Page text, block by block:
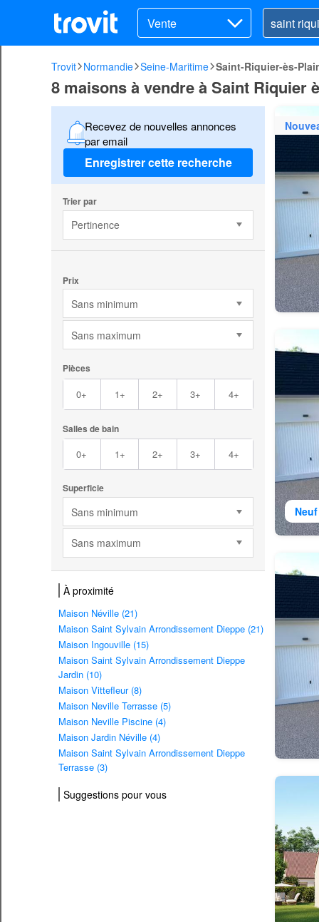
Vente
Trovit Normandie Seine-Maritime Saint-Riquier-ès-
8 maisons à vendre à Saint Riquier
Recevez de nouvelles annonces
par email
Enregistrer cette recherche
Trier par
Pertinence
Prix
Sans minimum
Sans maximum
Pièces
0+ 1+ 2+ 3+ 4+
Salles de bain
0+ 1+ 2+ 3+ 4+
Superficie
Sans minimum
Sans maximum
À proximité
Maison Néville (21)
Maison Saint Sylvain Arrondissement Dieppe (21)
Maison Ingouville (15)
Maison Saint Sylvain Arrondissement Dieppe
Jardin (10)
Maison Vittefleur (8)
Maison Neville Terrasse (5)
Maison Neville Piscine (4)
Maison Jardin Néville (4)
Maison Saint Sylvain Arrondissement Dieppe
Terrasse (3)
Suggestions pour vous
Neuf